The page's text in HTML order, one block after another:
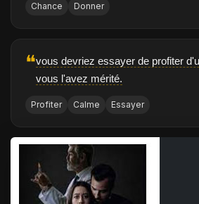
Chance Donner
❝vous devriez essayer de profiter
vous l'avez mérité.
Profiter Calme Essayer